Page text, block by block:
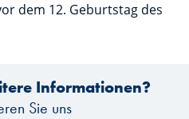
dem 12. Geburtstag des
Informationen?
Sie uns